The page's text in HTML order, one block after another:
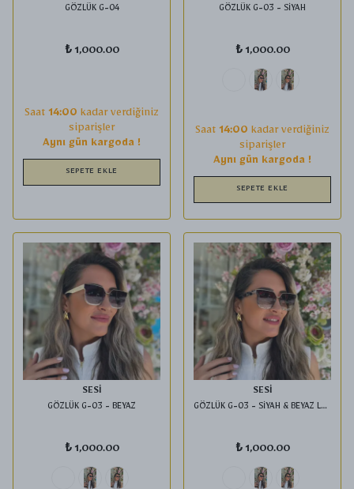
GÖZLÜK G-04
₺ 1,000.00
Saat 14:00 kadar verdiğiniz
siparişler
Aynı gün kargoda !
SEPETE EKLE
GÖZLÜK G-03 - SİYAH
₺ 1,000.00
Saat 14:00 kadar verdiğiniz
siparişler
Aynı gün kargoda !
SEPETE EKLE
SESİ
GÖZLÜK G-03 - BEYAZ
₺ 1,000.00
SESİ
GÖZLÜK G-03 - SİYAH & BEYAZ LEOPAR
₺ 1,000.00